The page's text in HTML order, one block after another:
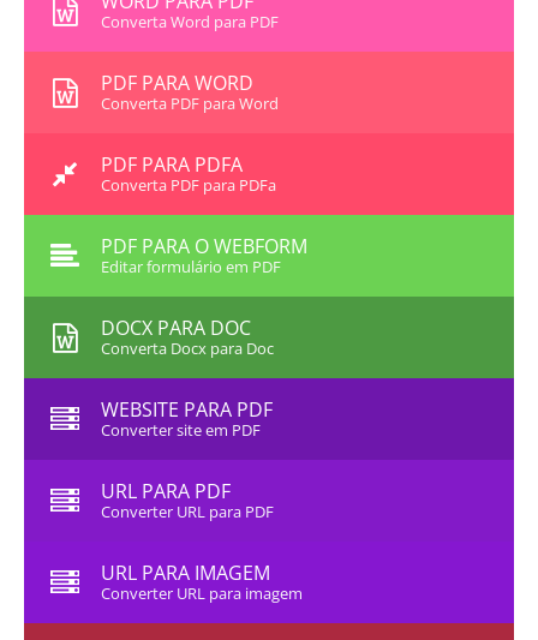
Converta Word para PDF
PDF PARA WORD
Converta PDF para Word
PDF PARA PDFA
Converta PDF para PDFa
PDF PARA O WEBFORM
Editar formulário em PDF
DOCX PARA DOC
Converta Docx para Doc
WEBSITE PARA PDF
Converter site em PDF
URL PARA PDF
Converter URL para PDF
URL PARA IMAGEM
Converter URL para imagem